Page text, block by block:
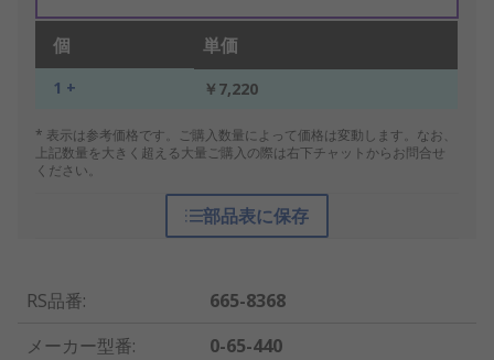
個 単価
1 + ￥7,220
* 表示は参考価格です。ご購入数量によって価格は変動します。なお、
上記数量を大きく超える大量ご購入の際は右下チャットからお問合せ
ください。
部品表に保存
RS品番:
665-8368
メーカー型番:
0-65-440